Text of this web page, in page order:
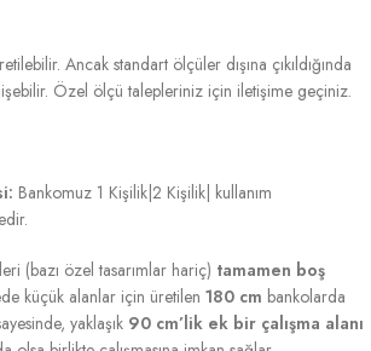
Ancak standart ölçüler dışına çıkıldığında
Özel ölçü talepleriniz için iletişime geçiniz.
Bankomuz 1 Kişilik|2 Kişilik| kullanım
(bazı özel tasarımlar hariç) tamamen boş
küçük alanlar için üretilen 180 cm bankolarda
yaklaşık 90 cm’lik ek bir çalışma alanı